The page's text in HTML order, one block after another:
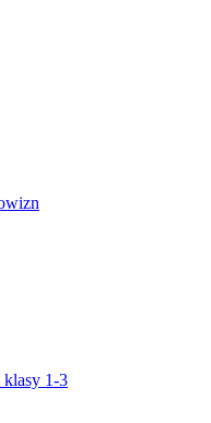
klasy 1-3